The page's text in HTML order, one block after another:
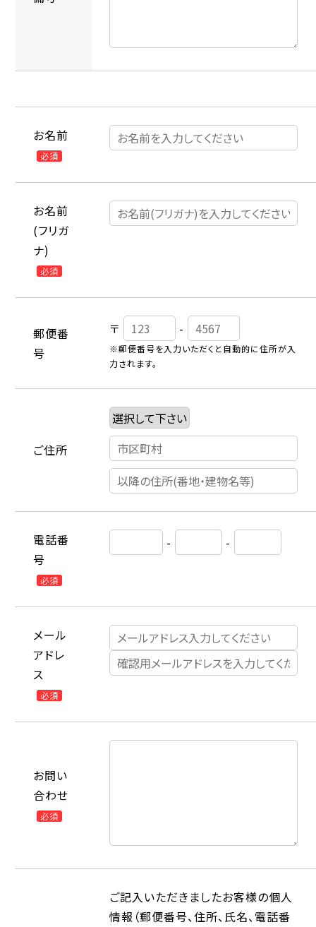
お名前
必須
お名前
(フリガ
ナ)
必須
郵便番
号
〒 -
※郵便番号を入力いただくと自動的に住所が入
力されます。
ご住所
電話番
号
必須
- -
メール
アドレ
ス
必須
お問い
合わせ
必須
ご記入いただきましたお客様の個人
情報（郵便番号、住所、氏名、電話番